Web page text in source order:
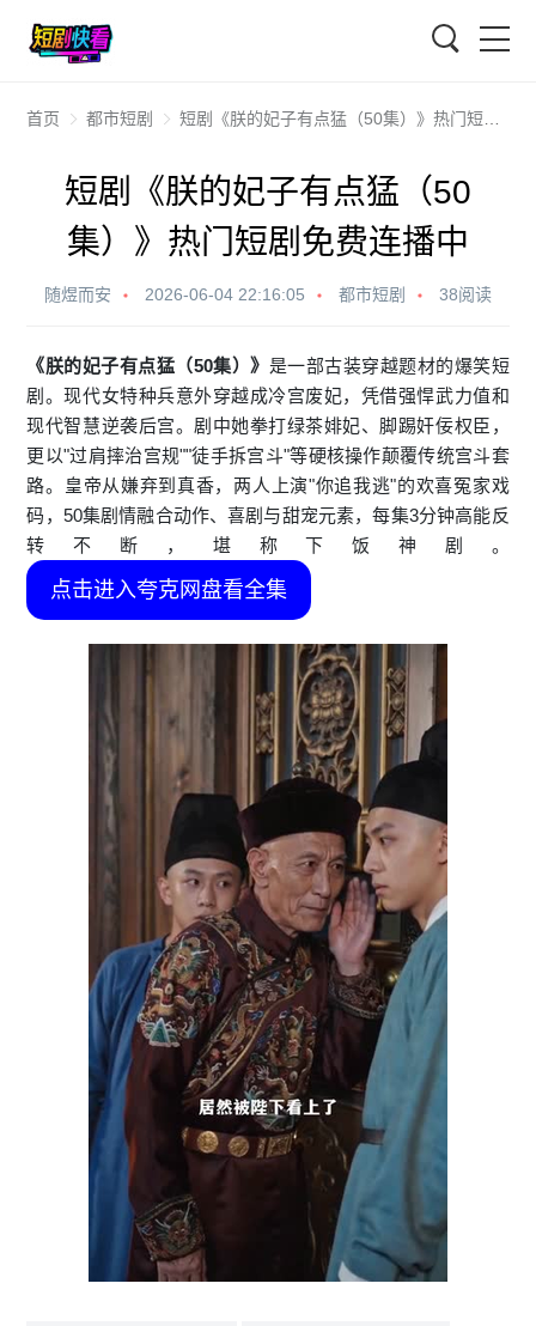
首页 都市短剧 短剧《朕的妃子有点猛（50集）》热门短剧免费连播中
短剧《朕的妃子有点猛（50
集）》热门短剧免费连播中
随煜而安 2026-06-04 22:16:05 都市短剧 38阅读
《朕的妃子有点猛（50集）》 是一部古装穿越题材的爆笑短
剧。现代女特种兵意外穿越成冷宫废妃，凭借强悍武力值和
现代智慧逆袭后宫。剧中她拳打绿茶婔妃、脚踢奸佞权臣，
更以"过肩摔治宫规""徒手拆宫斗"等硬核操作颠覆传统宫斗套
路。皇帝从嫌弃到真香，两人上演"你追我逃"的欢喜冤家戏
码，50集剧情融合动作、喜剧与甜宠元素，每集3分钟高能反
转不断，堪称下饭神剧。
点击进入夸克网盘看全集